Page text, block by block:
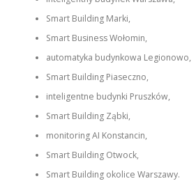
Smart Building Marki,
Smart Business Wołomin,
automatyka budynkowa Legionowo,
Smart Building Piaseczno,
inteligentne budynki Pruszków,
Smart Building Ząbki,
monitoring AI Konstancin,
Smart Building Otwock,
Smart Building okolice Warszawy.